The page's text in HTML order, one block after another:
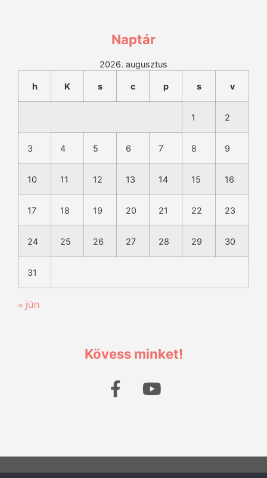
Naptár
2026. augusztus
h K s c p s v
1 2
3 4 5 6 7 8 9
10 11 12 13 14 15 16
17 18 19 20 21 22 23
24 25 26 27 28 29 30
31
« jún
Kövess minket!